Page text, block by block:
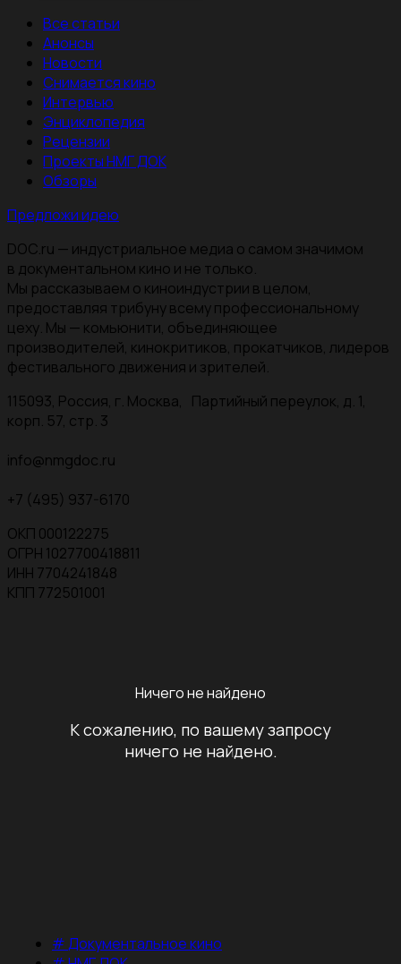
Все статьи
Анонсы
Новости
Снимается кино
Интервью
Энциклопедия
Рецензии
Проекты НМГ ДОК
Обзоры
Предложи идею
DOC.ru — индустриальное медиа о самом значимом
в документальном кино и не только.
Мы рассказываем о киноиндустрии в целом,
предоставляя трибуну всему профессиональному
цеху. Мы — комьюнити, объединяющее
производителей, кинокритиков, прокатчиков, лидеров
фестивального движения и зрителей.
115093, Россия, г. Москва, Партийный переулок, д. 1,
корп. 57, стр. 3
info@nmgdoc.ru
+7 (495) 937-6170
ОКП 000122275
ОГРН 1027700418811
ИНН 7704241848
КПП 772501001
Ничего не найдено
К сожалению, по вашему запросу
ничего не найдено.
#Документальное кино